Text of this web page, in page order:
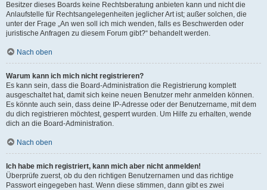
Besitzer dieses Boards keine Rechtsberatung anbieten kann und nicht die
Anlaufstelle für Rechtsangelegenheiten jeglicher Art ist; außer solchen, die
unter der Frage „An wen soll ich mich wenden, falls es Beschwerden oder
juristische Anfragen zu diesem Forum gibt?“ behandelt werden.
Nach oben
Warum kann ich mich nicht registrieren?
Es kann sein, dass die Board-Administration die Registrierung komplett
ausgeschaltet hat, damit sich keine neuen Benutzer mehr anmelden können.
Es könnte auch sein, dass deine IP-Adresse oder der Benutzername, mit dem
du dich registrieren möchtest, gesperrt wurden. Um Hilfe zu erhalten, wende
dich an die Board-Administration.
Nach oben
Ich habe mich registriert, kann mich aber nicht anmelden!
Überprüfe zuerst, ob du den richtigen Benutzernamen und das richtige
Passwort eingegeben hast. Wenn diese stimmen, dann gibt es zwei